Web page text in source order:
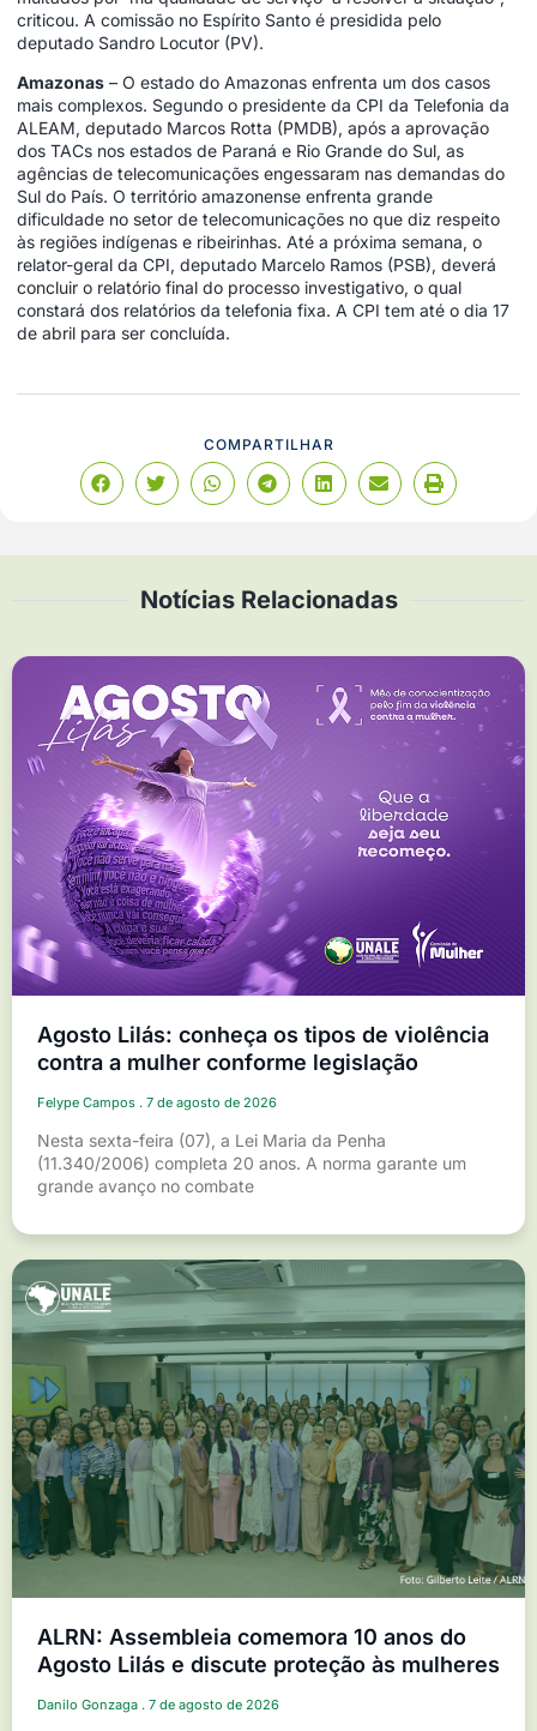
criticou. A comissão no Espírito Santo é presidida pelo
deputado Sandro Locutor (PV).
Amazonas – O estado do Amazonas enfrenta um dos casos
mais complexos. Segundo o presidente da CPI da Telefonia da
ALEAM, deputado Marcos Rotta (PMDB), após a aprovação
dos TACs nos estados de Paraná e Rio Grande do Sul, as
agências de telecomunicações engessaram nas demandas do
Sul do País. O território amazonense enfrenta grande
dificuldade no setor de telecomunicações no que diz respeito
às regiões indígenas e ribeirinhas. Até a próxima semana, o
relator-geral da CPI, deputado Marcelo Ramos (PSB), deverá
concluir o relatório final do processo investigativo, o qual
constará dos relatórios da telefonia fixa. A CPI tem até o dia 17
de abril para ser concluída.
COMPARTILHAR
Notícias Relacionadas
Agosto Lilás: conheça os tipos de violência
contra a mulher conforme legislação
Felype Campos 7 de agosto de 2026
Nesta sexta-feira (07), a Lei Maria da Penha
(11.340/2006) completa 20 anos. A norma garante um
grande avanço no combate
ALRN: Assembleia comemora 10 anos do
Agosto Lilás e discute proteção às mulheres
Danilo Gonzaga 7 de agosto de 2026